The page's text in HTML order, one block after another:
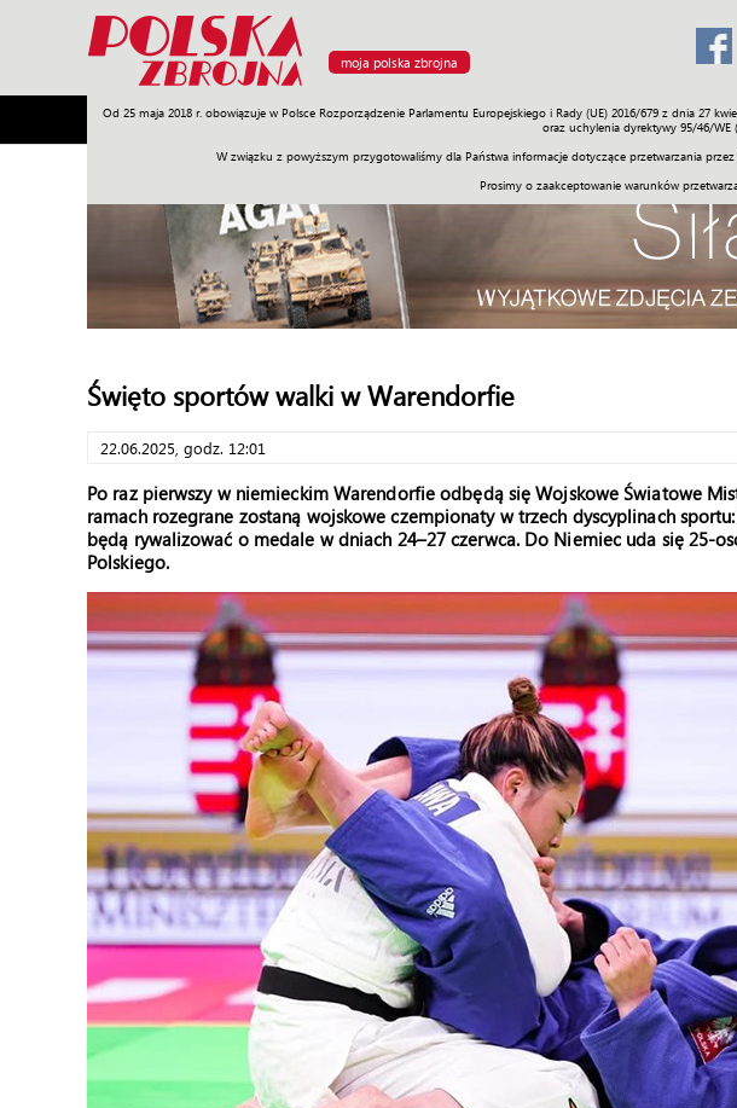
moja polska zbrojna
Od 25 maja 2018 r. obowiązuje w Polsce Rozporządzenie Parlamentu Europejskiego i Rady (UE) 2016/679 z dnia 27
oraz uchylenia dyrektywy 95/46/
W związku z powyższym przygotowaliśmy dla Państwa informacje dotyczące przetwarzania
Prosimy o zaakceptowanie warunków
Armia Poligon Sprzęt Misje Polityka Prawo Świat Społeczność
Święto sportów walki w Warendorfie
22.06.2025, godz. 12:01
Po raz pierwszy w niemieckim Warendorfie odbędą się Wojskowe Światowe
ramach rozegrane zostaną wojskowe czempionaty w trzech dyscyplinach
będą rywalizować o medale w dniach 24–27 czerwca. Do Niemiec uda się 25-
Polskiego.